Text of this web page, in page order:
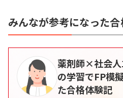
みんなが参考になった
薬剤師×社会
の学習でFP模
た合格体験記